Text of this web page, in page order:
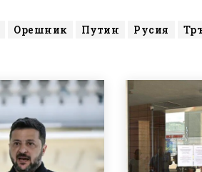
Орешник Путин Русия